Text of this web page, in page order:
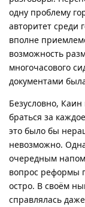
одну проблему
авторитет среди
вполне
возможность
многочасового
документами
Безусловно,
браться за
это было бы
невозможно.
очередным
вопрос реформы
остро. В своём
справлялась